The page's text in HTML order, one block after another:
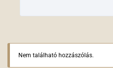
Nem található hozzászólás.